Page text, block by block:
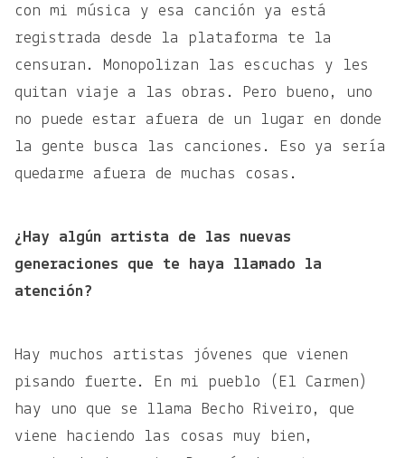
con mi música y esa canción ya está
registrada desde la plataforma te la
censuran. Monopolizan las escuchas y les
quitan viaje a las obras. Pero bueno, uno
no puede estar afuera de un lugar en donde
la gente busca las canciones. Eso ya sería
quedarme afuera de muchas cosas.
¿Hay algún artista de las nuevas
generaciones que te haya llamado la
atención?
Hay muchos artistas jóvenes que vienen
pisando fuerte. En mi pueblo (El Carmen)
hay uno que se llama Becho Riveiro, que
viene haciendo las cosas muy bien,